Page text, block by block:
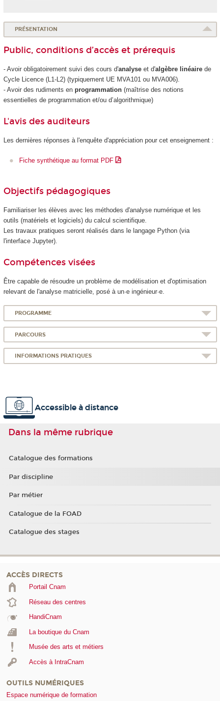
PRÉSENTATION
Public, conditions d’accès et prérequis
- Avoir obligatoirement suivi des cours d'analyseet d'algèbre linéairede
Cycle Licence (L1-L2) (typiquement UE MVA101 ou MVA006).
- Avoir des rudiments en programmation(maîtrise des notions
essentielles de programmation et/ou d’algorithmique)
L'avis des auditeurs
Les dernières réponses à l'enquête d'appréciation pour cet enseignement :
Fiche synthétique au format PDF
Objectifs pédagogiques
Familiariser les élèves avec les méthodes d'analyse numérique et les
outils (matériels et logiciels) du calcul scientifique.
Les travaux pratiques seront réalisés dans le langage Python (via
l'interface Jupyter).
Compétences visées
Être capable de résoudre un problème de modélisation et d'optimisation
relevant de l'analyse matricielle, posé à un·e ingénieur·e.
PROGRAMME
PARCOURS
INFORMATIONS PRATIQUES
Accessible à distance
Dans la même rubrique
Catalogue des formations
Par discipline
Par métier
Catalogue de la FOAD
Catalogue des stages
ACCÈS DIRECTS
Portail Cnam
Réseau des centres
HandiCnam
La boutique du Cnam
Musée des arts et métiers
Accès à IntraCnam
OUTILS NUMÉRIQUES
Espace numérique de formation